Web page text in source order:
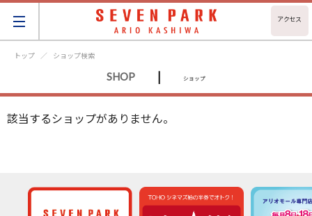
アクセス
トップ ショップ検索
SHOP | ショップ
該当するショップがありません。